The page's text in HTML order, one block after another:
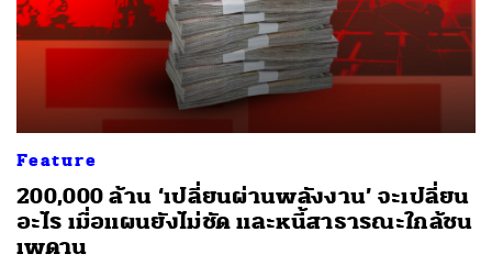
Feature
200,000 ล้าน ‘เปลี่ยนผ่านพลังงาน’ จะเปลี่ยน
อะไร เมื่อแผนยังไม่ชัด และหนี้สาธารณะใกล้ชน
เพดาน